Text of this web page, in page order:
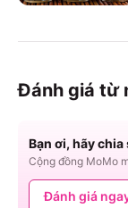
Đánh giá từ
Bạn ơi, hãy chia
Cộng đồng MoMo
Đánh giá